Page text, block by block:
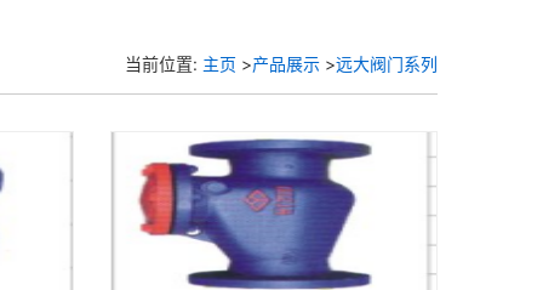
当前位置: 主页 >产品展示 >远大阀门系列